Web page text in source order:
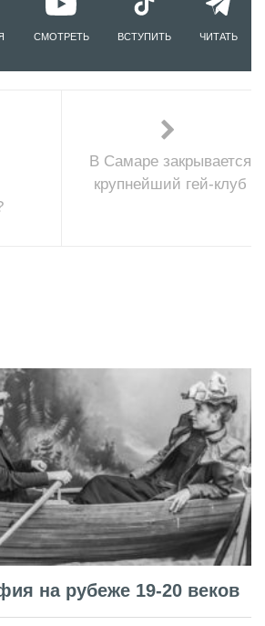
СМОТРЕТЬ ВСТУПИТЬ ЧИТАТЬ
В Самаре закрывается
крупнейший гей-клуб
на рубеже 19-20 веков